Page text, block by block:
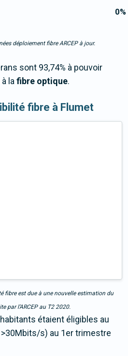
0%
déploiement fibre ARCEP à jour.
sont 93,74% à pouvoir
lafibre optique.
fibre à Flumet
fibre est due à une nouvelle estimation du
par l’ARCEP au T2 2020.
étaient éligibles au
s) au 1er trimestre